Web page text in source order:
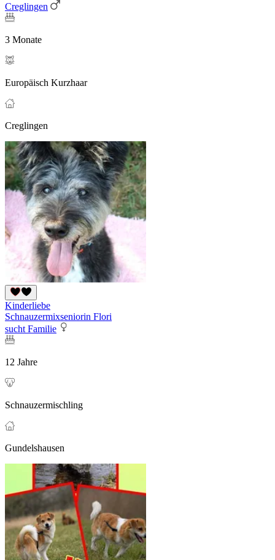
Creglingen
3 Monate
Europäisch Kurzhaar
Creglingen
Kinderliebe
Schnauzermixseniorin Flori
sucht Familie
12 Jahre
Schnauzermischling
Gundelshausen